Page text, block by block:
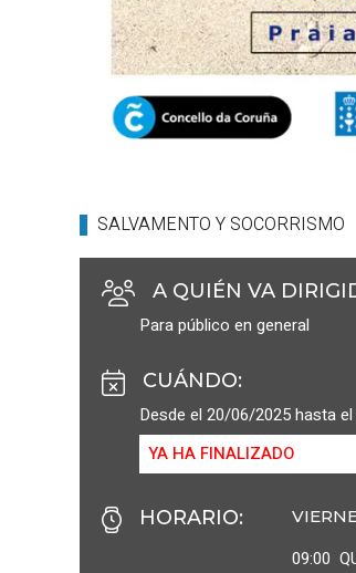
SALVAMENTO Y SOCORRISMO
A QUIÉN VA
Para público en general
CUÁNDO:
Desde el 20/06/2025 hasta
YA HA FINALIZADO
HORARIO:
09:00